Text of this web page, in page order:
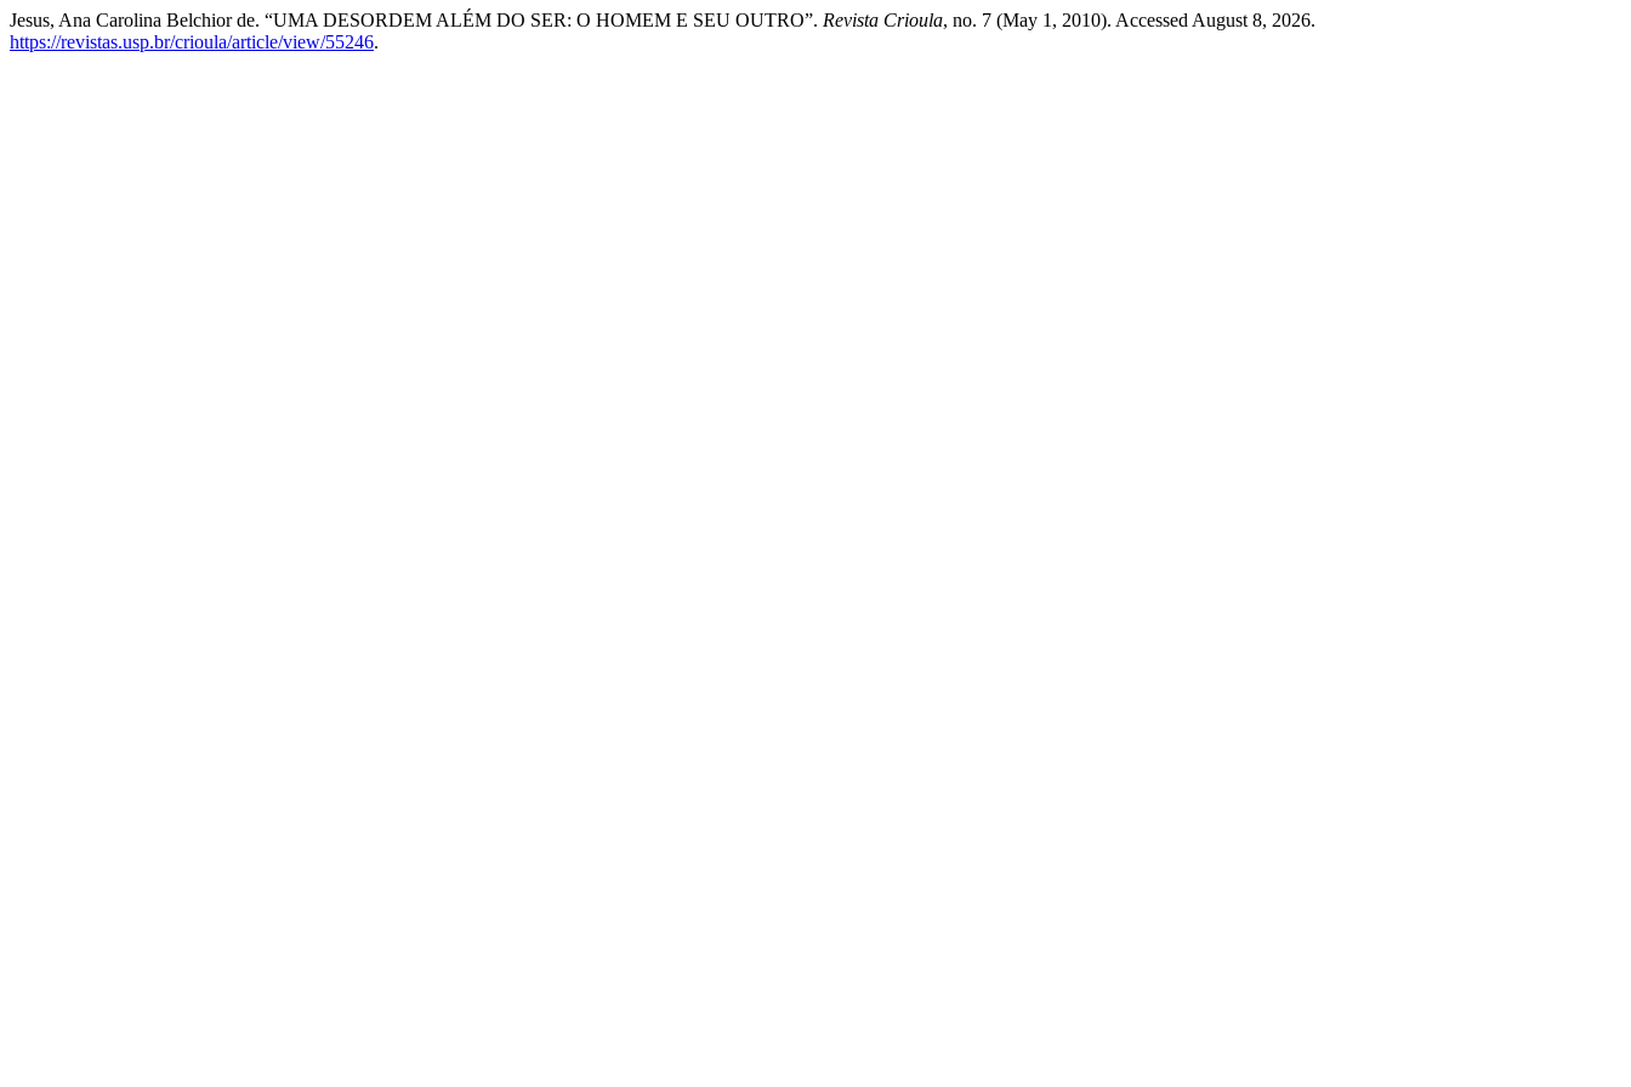
Jesus, Ana Carolina Belchior de. “UMA DESORDEM ALÉM DO SER: O HOMEM E SEU OUTRO”. Revista Crioula, no. 7 (May 1, 2010). Accessed August 8, 2026.
https://revistas.usp.br/crioula/article/view/55246.